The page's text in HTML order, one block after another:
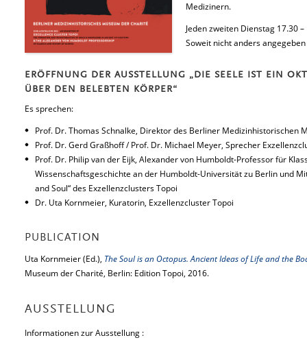
Medizinern.
Jeden zweiten Dienstag 17.30
Soweit nicht anders
ERÖFFNUNG DER AUSSTELLUNG „DIE SEELE IST EIN
ÜBER DEN BELEBTEN KÖRPER“
Es sprechen:
Prof. Dr. Thomas Schnalke, Direktor des Berliner Medizinhistorischen
Prof. Dr. Gerd Graßhoff / Prof. Dr. Michael Meyer, Sprecher
Prof. Dr. Philip van der Eijk, Alexander von Humboldt-Professor für
Wissenschaftsgeschichte an der Humboldt-Universität zu Berlin und
and Soul“ des Exzellenzclusters Topoi
Dr. Uta Kornmeier, Kuratorin, Exzellenzcluster Topoi
PUBLICATION
Uta Kornmeier (Ed.), The Soul is an Octopus. Ancient Ideas of Life and the
Museum der Charité, Berlin: Edition Topoi, 2016.
AUSSTELLUNG
Informationen zur Ausstellung :